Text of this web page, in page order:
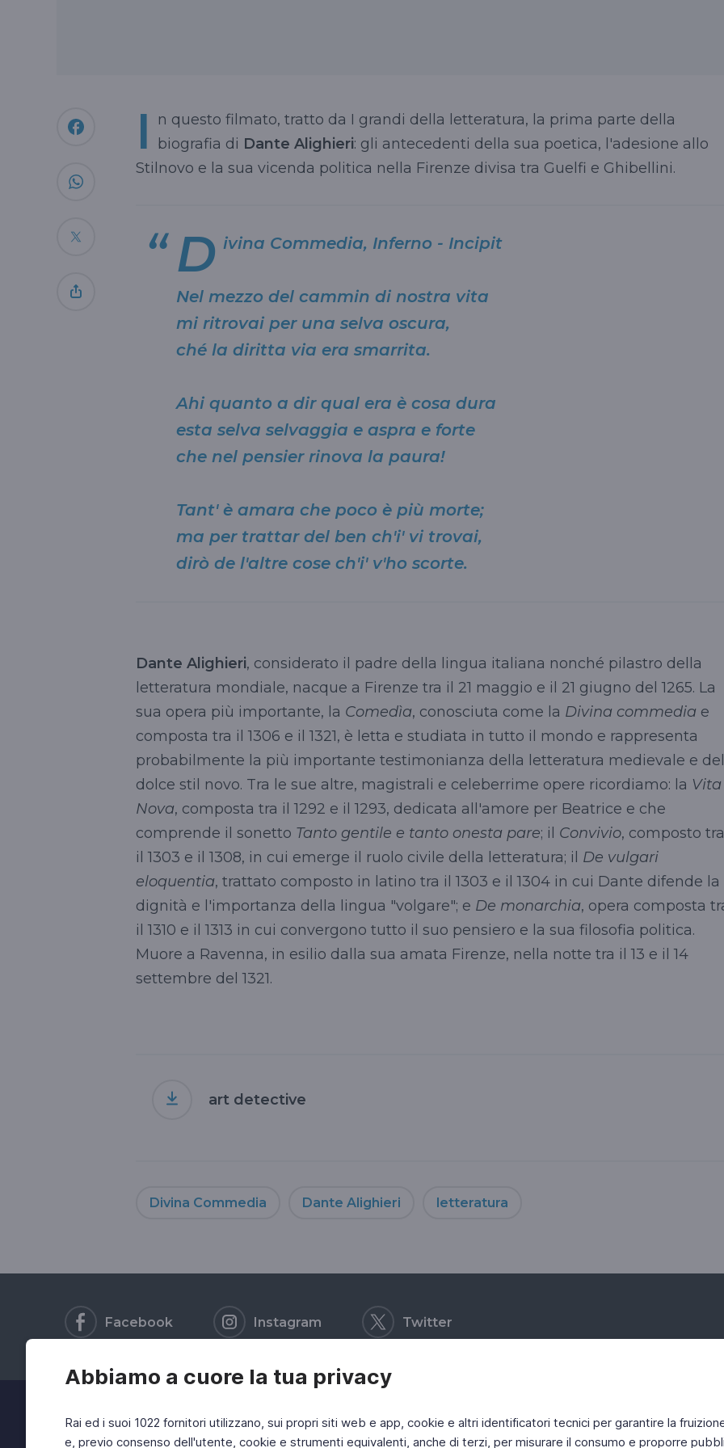
Abbiamo a cuore la tua privacy
Rai ed i suoi 1022 fornitori utilizzano, sui propri siti web e app, cookie e altri identificatori tecnici per garantire la
e, previo consenso dell'utente, cookie e strumenti equivalenti, anche di terzi, per misurare il consumo e proporre
I
n questo filmato, tratto da I grandi della letteratura, la prima parte della
biografia di Dante Alighieri: gli antecedenti della sua poetica, l'adesione allo
Stilnovo e la sua vicenda politica nella Firenze divisa tra Guelfi e Ghibellini.
D ivina Commedia, Inferno - Incipit
Nel mezzo del cammin di nostra vita
mi ritrovai per una selva oscura,
ché la diritta via era smarrita.
Ahi quanto a dir qual era è cosa dura
esta selva selvaggia e aspra e forte
che nel pensier rinova la paura!
Tant' è amara che poco è più morte;
ma per trattar del ben ch'i' vi trovai,
dirò de l'altre cose ch'i' v'ho scorte.
Dante Alighieri, considerato il padre della lingua italiana nonché pilastro della
letteratura mondiale, nacque a Firenze tra il 21 maggio e il 21 giugno del 1265. La
sua opera più importante, la Comedìa, conosciuta come la Divina commedia e
composta tra il 1306 e il 1321, è letta e studiata in tutto il mondo e rappresenta
probabilmente la più importante testimonianza della letteratura medievale e del
dolce stil novo. Tra le sue altre, magistrali e celeberrime opere ricordiamo: la Vita
Nova, composta tra il 1292 e il 1293, dedicata all'amore per Beatrice e che
comprende il sonetto Tanto gentile e tanto onesta pare; il Convivio, composto tra
il 1303 e il 1308, in cui emerge il ruolo civile della letteratura; il De vulgari
eloquentia, trattato composto in latino tra il 1303 e il 1304 in cui Dante difende la
dignità e l'importanza della lingua "volgare"; e De monarchia, opera composta
il 1310 e il 1313 in cui convergono tutto il suo pensiero e la sua filosofia politica.
Muore a Ravenna, in esilio dalla sua amata Firenze, nella notte tra il 13 e il 14
settembre del 1321.
art detective
Divina Commedia Dante Alighieri letteratura
Facebook Instagram Twitter